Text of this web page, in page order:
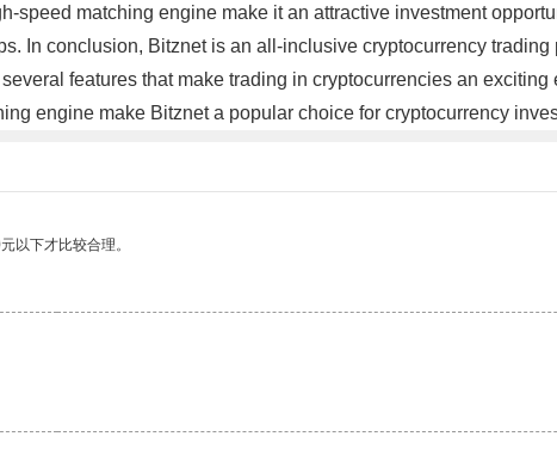
speed matching engine make it an attractive investment
In conclusion, Bitznet is an all-inclusive cryptocurrency
features that make trading in cryptocurrencies an
engine make Bitznet a popular choice for cryptocurrency
以下才比较合理。